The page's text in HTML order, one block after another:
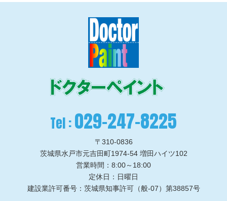
Tel :029-247-8225
〒310-0836
茨城県水戸市元吉田町1974-54 増田ハイツ102
営業時間：8:00～18:00
定休日：日曜日
建設業許可番号：茨城県知事許可（般-07）第38857号